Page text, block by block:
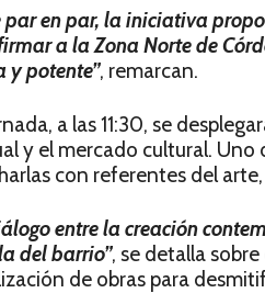
par en par, la iniciativa
a la Zona Norte de
y potente”, remarcan.
a las 11:30, se
y el mercado cultural. Uno
con referentes del
entre la creación
del barrio”, se detalla
de obras para